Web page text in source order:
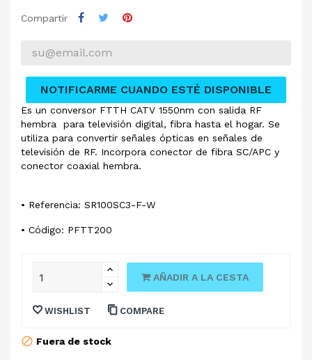
Compartir
NOTIFICARME CUANDO ESTÉ DISPONIBLE
Es un conversor FTTH CATV 1550nm con salida RF
hembra para televisión digital, fibra hasta el hogar. Se
utiliza para convertir señales ópticas en señales de
televisión de RF. Incorpora conector de fibra SC/APC y
conector coaxial hembra.
• Referencia: SR100SC3-F-W
• Código: PFTT200
AÑADIR A LA CESTA
WISHLIST COMPARE
Fuera de stock